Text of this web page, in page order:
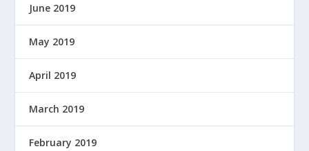
June 2019
May 2019
April 2019
March 2019
February 2019